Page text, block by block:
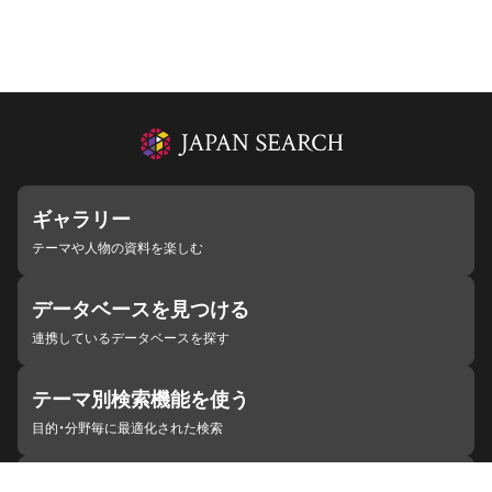
ギャラリー
テーマや人物の資料を楽しむ
データベースを見つける
連携しているデータベースを探す
テーマ別検索機能を使う
目的・分野毎に最適化された検索